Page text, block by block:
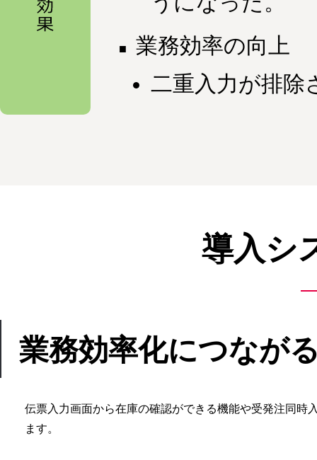
業務効率の向上
二重入力が排除
導入シ
業務効率化につなが
伝票入力画面から在庫の確認ができる機能や受発注同時
ます。